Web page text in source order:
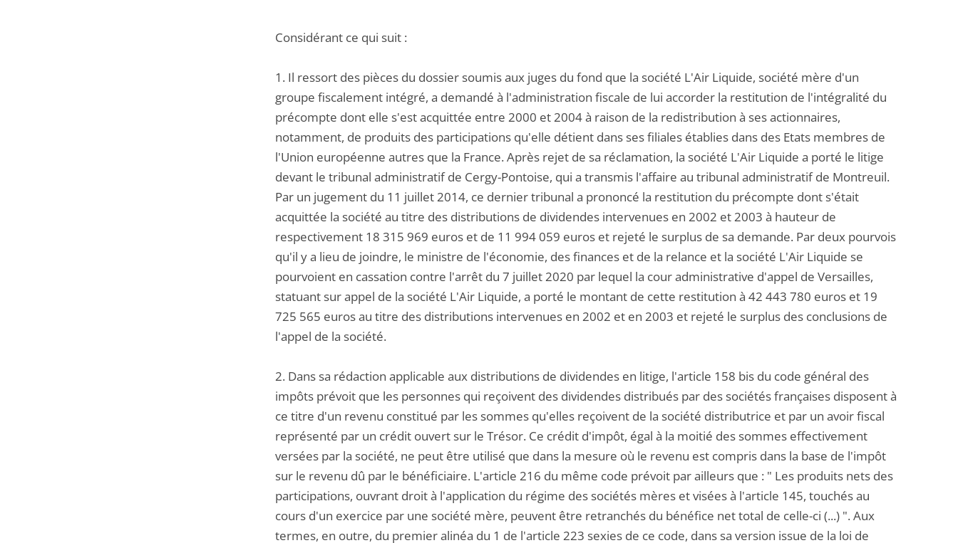
Considérant ce qui suit :
1. Il ressort des pièces du dossier soumis aux juges du fond que la société L'Air Liquide, société mère d'un
groupe fiscalement intégré, a demandé à l'administration fiscale de lui accorder la restitution de l'intégralité du
précompte dont elle s'est acquittée entre 2000 et 2004 à raison de la redistribution à ses actionnaires,
notamment, de produits des participations qu'elle détient dans ses filiales établies dans des Etats membres de
l'Union européenne autres que la France. Après rejet de sa réclamation, la société L'Air Liquide a porté le litige
devant le tribunal administratif de Cergy-Pontoise, qui a transmis l'affaire au tribunal administratif de Montreuil.
Par un jugement du 11 juillet 2014, ce dernier tribunal a prononcé la restitution du précompte dont s'était
acquittée la société au titre des distributions de dividendes intervenues en 2002 et 2003 à hauteur de
respectivement 18 315 969 euros et de 11 994 059 euros et rejeté le surplus de sa demande. Par deux pourvois
qu'il y a lieu de joindre, le ministre de l'économie, des finances et de la relance et la société L'Air Liquide se
pourvoient en cassation contre l'arrêt du 7 juillet 2020 par lequel la cour administrative d'appel de Versailles,
statuant sur appel de la société L'Air Liquide, a porté le montant de cette restitution à 42 443 780 euros et 19
725 565 euros au titre des distributions intervenues en 2002 et en 2003 et rejeté le surplus des conclusions de
l'appel de la société.
2. Dans sa rédaction applicable aux distributions de dividendes en litige, l'article 158 bis du code général des
impôts prévoit que les personnes qui reçoivent des dividendes distribués par des sociétés françaises disposent à
ce titre d'un revenu constitué par les sommes qu'elles reçoivent de la société distributrice et par un avoir fiscal
représenté par un crédit ouvert sur le Trésor. Ce crédit d'impôt, égal à la moitié des sommes effectivement
versées par la société, ne peut être utilisé que dans la mesure où le revenu est compris dans la base de l'impôt
sur le revenu dû par le bénéficiaire. L'article 216 du même code prévoit par ailleurs que : " Les produits nets des
participations, ouvrant droit à l'application du régime des sociétés mères et visées à l'article 145, touchés au
cours d'un exercice par une société mère, peuvent être retranchés du bénéfice net total de celle-ci (...) ". Aux
termes, en outre, du premier alinéa du 1 de l'article 223 sexies de ce code, dans sa version issue de la loi de